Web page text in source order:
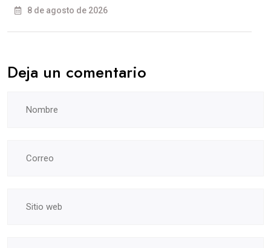
8 de agosto de 2026
Deja un comentario